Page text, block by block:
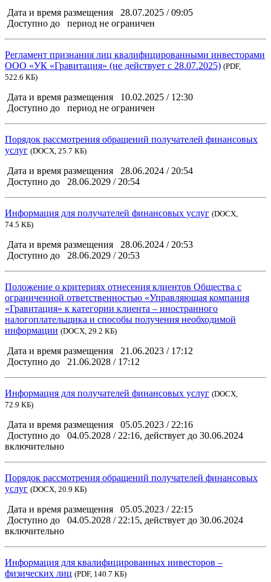
Дата и время размещения
28.07.2025 / 09:05
Доступно до
период не ограничен
Регламент признания лиц квалифицированными инвесторами
ООО «УК «Гравитация» (не действует с 28.07.2025) (PDF,
522.6 КБ)
Дата и время размещения
10.02.2025 / 12:30
Доступно до
период не ограничен
Порядок рассмотрения обращений получателей финансовых
услуг (DOCX, 25.7 КБ)
Дата и время размещения
28.06.2024 / 20:54
Доступно до
28.06.2029 / 20:54
Информация для получателей финансовых услуг (DOCX,
74.5 КБ)
Дата и время размещения
28.06.2024 / 20:53
Доступно до
28.06.2029 / 20:53
Положение о критериях отнесения клиентов Общества с
ограниченной ответственностью «Управляющая компания
«Гравитация» к категории клиента – иностранного
налогоплательщика и способы получения необходимой
информации (DOCX, 29.2 КБ)
Дата и время размещения
21.06.2023 / 17:12
Доступно до
21.06.2028 / 17:12
Информация для получателей финансовых услуг (DOCX,
72.9 КБ)
Дата и время размещения
05.05.2023 / 22:16
Доступно до
04.05.2028 / 22:16, действует до 30.06.2024
включительно
Порядок рассмотрения обращений получателей финансовых
услуг (DOCX, 20.9 КБ)
Дата и время размещения
05.05.2023 / 22:15
Доступно до
04.05.2028 / 22:15, действует до 30.06.2024
включительно
Информация для квалифицированных инвесторов –
физических лиц (PDF, 140.7 КБ)